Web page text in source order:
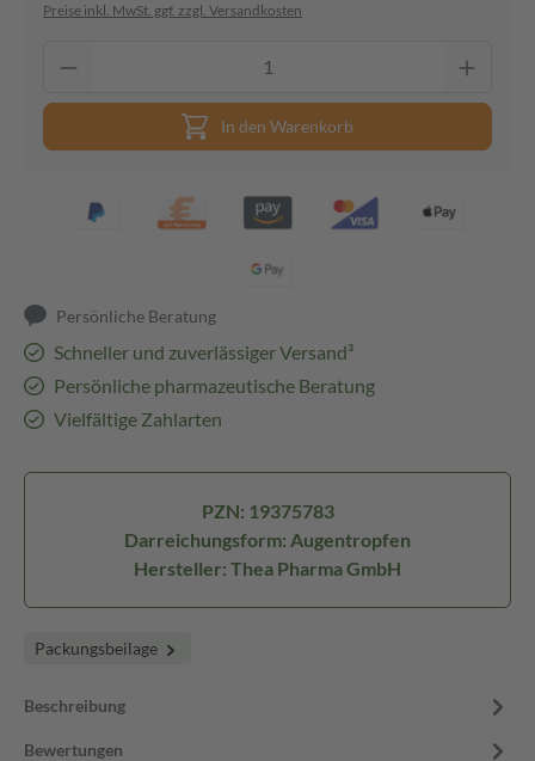
Preise inkl. MwSt. ggf. zzgl. Versandkosten
In den Warenkorb
Persönliche Beratung
Schneller und zuverlässiger Versand³
Persönliche pharmazeutische Beratung
Vielfältige Zahlarten
PZN: 19375783
Darreichungsform: Augentropfen
Hersteller: Thea Pharma GmbH
Packungsbeilage
Beschreibung
Bewertungen